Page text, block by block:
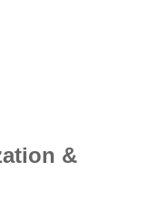
&